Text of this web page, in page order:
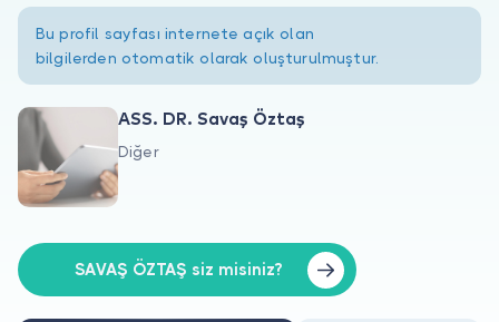
Hakkımızda
Doktorlar için
Bu profil sayfası internete açık olan
bilgilerden otomatik olarak oluşturulmuştur.
ASS. DR. Savaş Öztaş
Diğer
SAVAŞ ÖZTAŞ siz misiniz?